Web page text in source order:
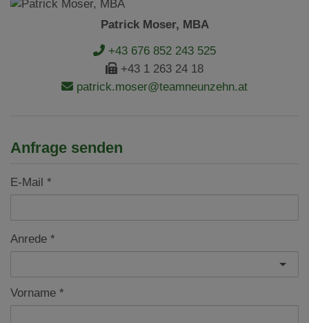
Patrick Moser, MBA
+43 676 852 243 525
+43 1 263 24 18
patrick.moser@teamneunzehn.at
Anfrage senden
E-Mail
Anrede
Vorname